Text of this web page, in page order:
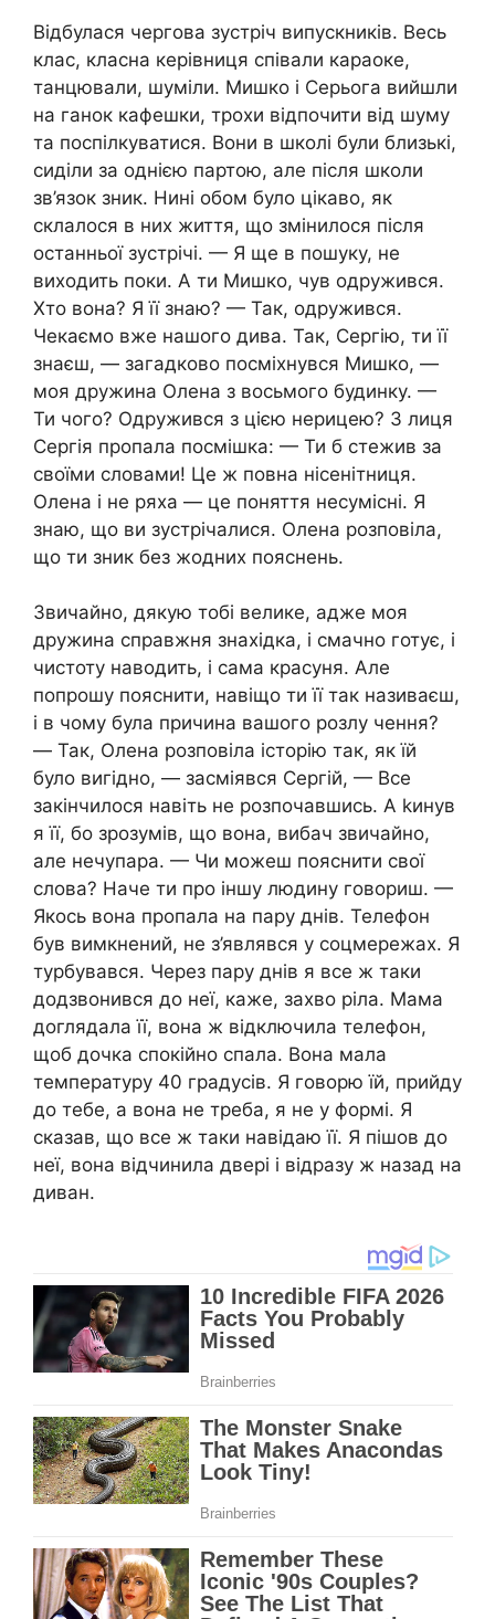
Відбулася чергова зустріч випускників. Весь
клас, класна керівниця співали караоке,
танцювали, шуміли. Мишко і Серьога вийшли
на ганок кафешки, трохи відпочити від шуму
та поспілкуватися. Вони в школі були близькі,
сиділи за однією партою, але після школи
зв’язок зник. Нині обом було цікаво, як
склалося в них життя, що змінилося після
останньої зустрічі. — Я ще в пошуку, не
виходить поки. А ти Мишко, чув одружився.
Хто вона? Я її знаю? — Так, одружився.
Чекаємо вже нашого дива. Так, Сергію, ти її
знаєш, — загадково посміхнувся Мишко, —
моя дружина Олена з восьмого будинку. —
Ти чого? Одружився з цією нерицею? З лиця
Сергія пропала посмішка: — Ти б стежив за
своїми словами! Це ж повна нісенітниця.
Олена і не ряха — це поняття несумісні. Я
знаю, що ви зустрічалися. Олена розповіла,
що ти зник без жодних пояснень.
Звичайно, дякую тобі велике, адже моя
дружина справжня знахідка, і смачно готує, і
чистоту наводить, і сама красуня. Але
попрошу пояснити, навіщо ти її так називаєш,
і в чому була причина вашого розлу чення?
— Так, Олена розповіла історію так, як їй
було вигідно, — засміявся Сергій, — Все
закінчилося навіть не розпочавшись. А kинув
я її, бо зрозумів, що вона, вибач звичайно,
але нечупара. — Чи можеш пояснити свої
слова? Наче ти про іншу людину говориш. —
Якось вона пропала на пару днів. Телефон
був вимкнений, не з’являвся у соцмережах. Я
турбувався. Через пару днів я все ж таки
додзвонився до неї, каже, захво ріла. Мама
доглядала її, вона ж відключила телефон,
щоб дочка спокійно спала. Вона мала
температуру 40 градусів. Я говорю їй, прийду
до тебе, а вона не треба, я не у формі. Я
сказав, що все ж таки навідаю її. Я пішов до
неї, вона відчинила двері і відразу ж назад на
диван.